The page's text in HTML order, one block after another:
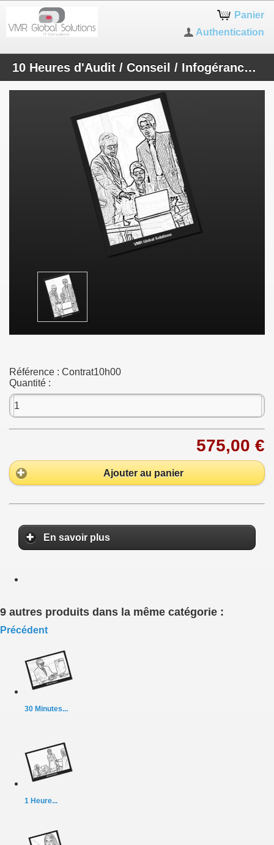
Panier
Authentication
10 Heures d'Audit / Conseil / Infogérance / Création
Référence : Contrat10h00
Quantité :
575,00 €
Ajouter au panier
En savoir plus
9 autres produits dans la même catégorie :
Précédent
30 Minutes...
1 Heure...